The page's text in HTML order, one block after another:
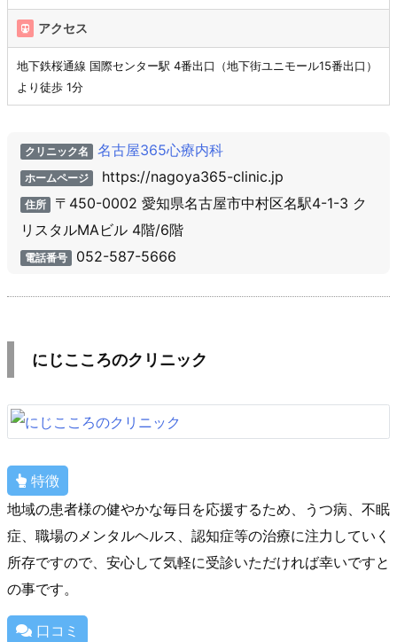
アクセス
地下鉄桜通線 国際センター駅 4番出口（地下街ユニモール15番出口）
より徒歩 1分
クリニック名 名古屋365心療内科
ホームページ https://nagoya365-clinic.jp
住所 〒450-0002 愛知県名古屋市中村区名駅4-1-3 ク
リスタルMAビル 4階/6階
電話番号 052-587-5666
にじこころのクリニック
特徴
地域の患者様の健やかな毎日を応援するため、うつ病、不眠
症、職場のメンタルヘルス、認知症等の治療に注力していく
所存ですので、安心して気軽に受診いただければ幸いですと
の事です。
口コミ